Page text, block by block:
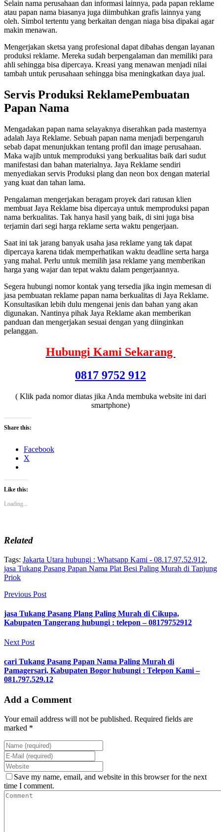
Selain nama perusahaan dan informasi lainnya, pada papan reklame
atau papan nama biasanya juga diimbuhkan grafis lainnya yang
oleh. Simbol tertentu yang berkaitan dengan niaga bisa dipakai agar
makin menawan.
Mengerjakan sketsa yang profesional dapat dibahas dengan layanan
produksi reklame. Mereka sudah berpengalaman dan memiliki para
ahli sehingga bisa dipercaya. Kreasi yang menawan menjadi nilai
tambah untuk perusahaan sehingga bisa meningkatkan daya jual.
Servis Produksi ReklamePembuatan
Papan Nama
Mengadakan papan nama selayaknya diserahkan pada masternya
adalah Jaya Reklame. Sebuah papan nama menjadi berpengaruh
sebab dapat menunjukkan tentang profil dan image perusahaan.
Maka wajib untuk memproduksi yang berkualitas baik dari sudut
manifestasi dan bahan materialnya. Jaya Reklame sendiri
menyediakan servis Produksi plang dan neon box dengan material
yang kuat dan tahan lama.
Pengalaman mengerjakan beragam proyek dari ratusan klien
membuat Jaya Reklame bisa dipercaya untuk memproduksi papan
nama berkualitas. Tak hanya hasil yang baik, di sini juga bisa
terjamin dari segi harga reklame serta waktu pengerjaan.
Saat ini tak jarang banyak usaha jasa reklame yang tak dapat
dipercaya karena tidak memperhatikan waktu deadline serta harga
yang mahal. Perlu untuk memilih jasa reklame yang memberikan
harga yang wajar dan tepat waktu dalam pengerjaannya.
Segera hubungi nomor kontak yang tersedia jika ingin memesan di
jasa pembuatan reklame papan nama berkualitas di Jaya Reklame.
Konsultasikan lebih dulu mengenai jenis dan bahan yang akan
digunakan. Nantinya pihak Jaya Reklame akan memberikan
panduan dan mengerjakan sesuai dengan yang diinginkan
pelanggan.
Hubungi Kami Sekarang
0817 9752 912
( Klik pada nomor diatas jika Anda membuka website ini dari
smartphone)
Share this:
Facebook
X
Like this:
Loading...
Related
Tags: Jakarta Utara hubungi : Whatsapp Kami - 08.17.97.52.912
jasa Tukang Pasang Papan Nama Plat Besi Paling Murah di Tanjung
Priok
Previous Post
jasa Tukang Pasang Plang Paling Murah di Cikupa,
Kabupaten Tangerang hubungi : telepon – 08179752912
Next Post
cari Tukang Pasang Papan Nama Paling Murah di
Pamagersari, Kabupaten Bogor hubungi : Telepon Kami –
081.797.529.12
Add a Comment
Your email address will not be published. Required fields are
marked *
Save my name, email, and website in this browser for the next
time I comment.